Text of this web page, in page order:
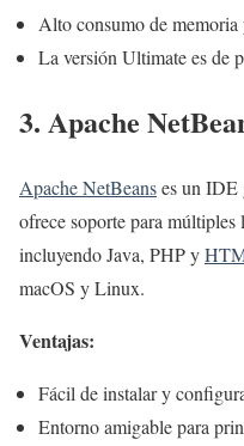
Alto consumo de
La versión Ultimate es de
3. Apache
Apache NetBeanses un IDE
ofrece soporte para múltiples
incluyendo Java, PHP y
macOS y Linux.
Ventajas:
Fácil de instalar y
Entorno amigable para